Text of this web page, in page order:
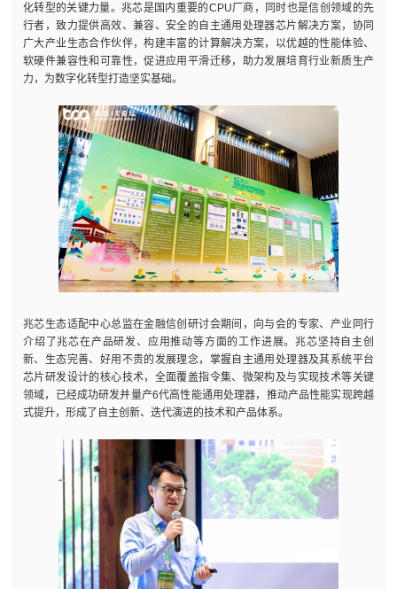
化转型的关键力量。兆芯是国内重要的CPU厂商，同时也是信创领域的先
行者，致力提供高效、兼容、安全的自主通用处理器芯片解决方案，协同
广大产业生态合作伙伴，构建丰富的计算解决方案，以优越的性能体验、
软硬件兼容性和可靠性，促进应用平滑迁移，助力发展培育行业新质生产
力，为数字化转型打造坚实基础。
兆芯生态适配中心总监在金融信创研讨会期间，向与会的专家、产业同行
介绍了兆芯在产品研发、应用推动等方面的工作进展。兆芯坚持自主创
新、生态完善、好用不贵的发展理念，掌握自主通用处理器及其系统平台
芯片研发设计的核心技术，全面覆盖指令集、微架构及与实现技术等关键
领域，已经成功研发并量产6代高性能通用处理器，推动产品性能实现跨越
式提升，形成了自主创新、迭代演进的技术和产品体系。